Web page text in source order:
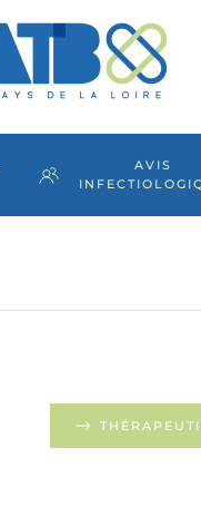
AVIS